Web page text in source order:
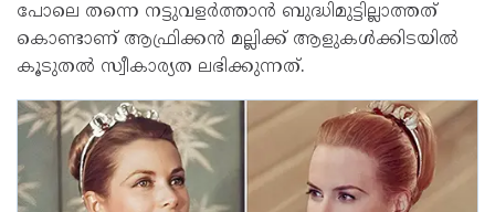
പോലെ തന്നെ നട്ടുവളർത്താൻ ബുദ്ധിമുട്ടില്ലാത്തത്
കൊണ്ടാണ് ആഫ്രിക്കൻ മല്ലിക്ക് ആളുകൾക്കിടയിൽ
കൂടുതൽ സ്വീകാര്യത ലഭിക്കുന്നത്.